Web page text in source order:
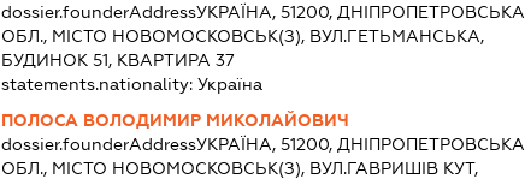
dossier.founderAddressУКРАЇНА, 51200, ДНІПРОПЕТРОВСЬКА
ОБЛ., МІСТО НОВОМОСКОВСЬК(З), ВУЛ.ГЕТЬМАНСЬКА,
БУДИНОК 51, КВАРТИРА 37
statements.nationality: Україна
ПОЛОСА ВОЛОДИМИР МИКОЛАЙОВИЧ
dossier.founderAddressУКРАЇНА, 51200, ДНІПРОПЕТРОВСЬКА
ОБЛ., МІСТО НОВОМОСКОВСЬК(З), ВУЛ.ГАВРИШІВ КУТ,